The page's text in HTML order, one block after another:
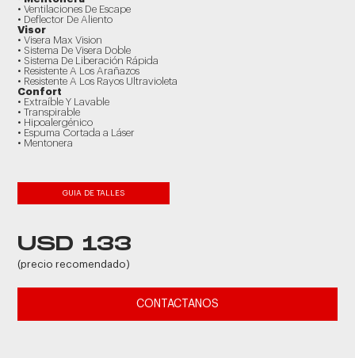
• Ventilaciones De Escape
• Deflector De Aliento
Visor
• Visera Max Vision
• Sistema De Visera Doble
• Sistema De Liberación Rápida
• Resistente A Los Arañazos
• Resistente A Los Rayos Ultravioleta
Confort
• Extraíble Y Lavable
• Transpirable
• Hipoalergénico
• Espuma Cortada a Láser
• Mentonera
GUIA DE TALLES
USD 133
(precio recomendado)
CONTACTANOS